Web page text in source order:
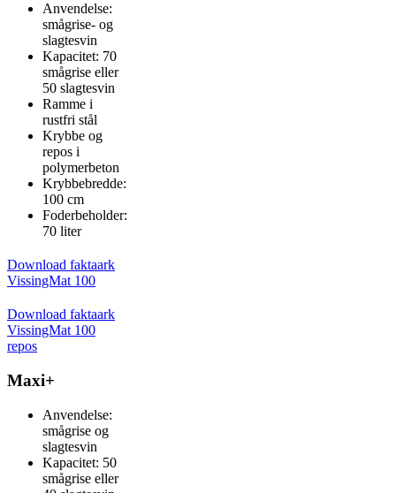
Anvendelse:
smågrise- og
slagtesvin
Kapacitet: 70
smågrise eller
50 slagtesvin
Ramme i
rustfri stål
Krybbe og
repos i
polymerbeton
Krybbebredde:
100 cm
Foderbeholder:
70 liter
Download faktaark
VissingMat 100
Download faktaark
VissingMat 100
repos
Maxi+
Anvendelse:
smågrise og
slagtesvin
Kapacitet: 50
smågrise eller